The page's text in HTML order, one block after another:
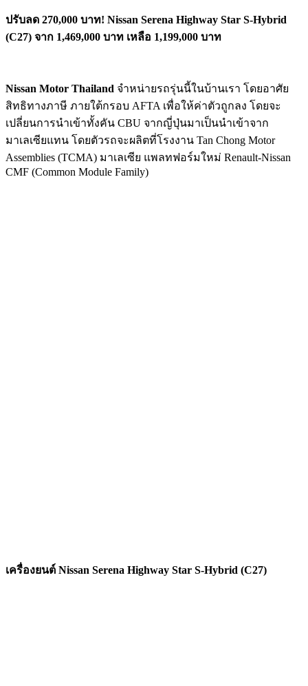
ปรับลด 270,000 บาท! Nissan Serena Highway Star S-Hybrid
(C27) จาก 1,469,000 บาท เหลือ 1,199,000 บาท
Nissan Motor Thailand จำหน่ายรถรุ่นนี้ในบ้านเรา โดยอาศัย
สิทธิทางภาษี ภายใต้กรอบ AFTA เพื่อให้ค่าตัวถูกลง โดยจะ
เปลี่ยนการนำเข้าทั้งคัน CBU จากญี่ปุ่นมาเป็นนำเข้าจาก
มาเลเซียแทน โดยตัวรถจะผลิตที่โรงงาน Tan Chong Motor
Assemblies (TCMA) มาเลเซีย แพลทฟอร์มใหม่ Renault-Nissan
CMF (Common Module Family)
เครื่องยนต์ Nissan Serena Highway Star S-Hybrid (C27)